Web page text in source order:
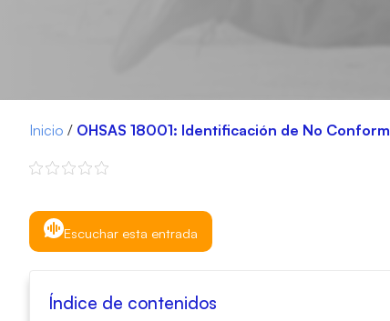
Inicio / OHSAS 18001: Identificación de No
Escuchar esta entrada
Índice de contenidos